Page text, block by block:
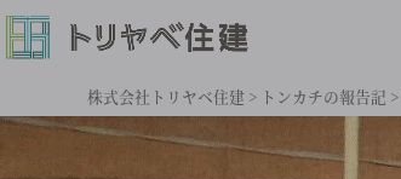
株式会社トリヤベ住建 > トンカチの報告記 >